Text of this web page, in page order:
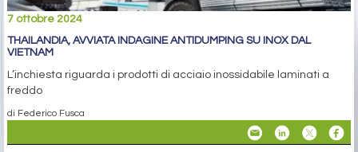
7 ottobre 2024
THAILANDIA, AVVIATA INDAGINE ANTIDUMPING SU INOX DAL
VIETNAM
L’inchiesta riguarda i prodotti di acciaio inossidabile laminati a
freddo
di Federico Fusca